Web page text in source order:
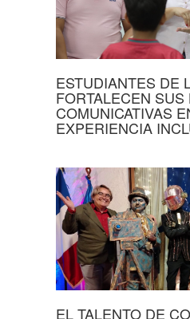
ESTUDIANTES DE
FORTALECEN
COMUNICATIVAS
EXPERIENCIA
EL TALENTO DE